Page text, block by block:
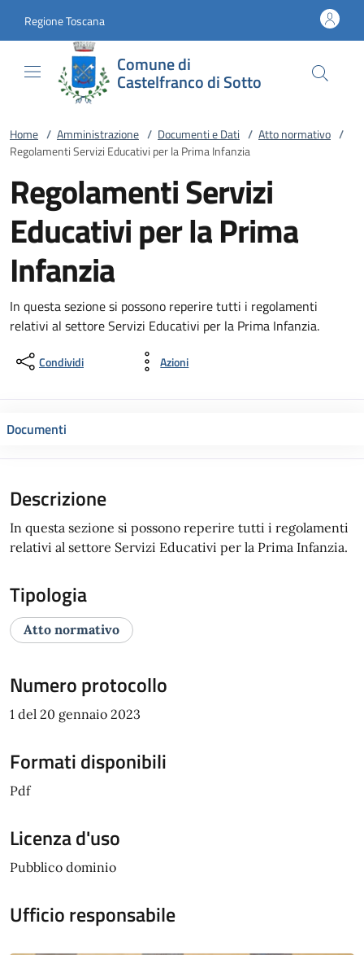
Regione Toscana
Comune di
Castelfranco di Sotto
Home / Amministrazione / Documenti e Dati / Atto normativo /
Regolamenti Servizi Educativi per la Prima Infanzia
Regolamenti Servizi
Educativi per la Prima
Infanzia
In questa sezione si possono reperire tutti i regolamenti
relativi al settore Servizi Educativi per la Prima Infanzia.
Condividi Azioni
Documenti
Descrizione
In questa sezione si possono reperire tutti i regolamenti
relativi al settore Servizi Educativi per la Prima Infanzia.
Tipologia
Atto normativo
Numero protocollo
1 del 20 gennaio 2023
Formati disponibili
Pdf
Licenza d'uso
Pubblico dominio
Ufficio responsabile